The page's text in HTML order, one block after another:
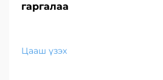
гаргалаа
Цааш үзэх